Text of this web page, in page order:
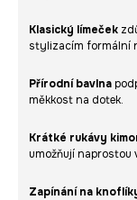
Klasický límeček
stylizacím formální
Přírodní bavlna
měkkost na dotek.
Krátké rukávy
umožňují naprostou
Zapínání na